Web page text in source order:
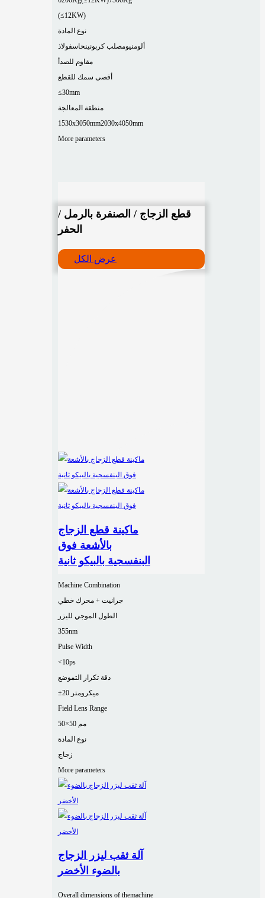
(≤12KW)
نوع المادة
ألومنيومصلب كربونينحاسفولاذ
مقاوم للصدأ
أقصى سمك للقطع
≤30mm
منطقة المعالجة
1530x3050mm2030x4050mm
More parameters
قطع الزجاج / الصنفرة بالرمل /
الحفر
عرض الكل
ماكينة قطع الزجاج
بالأشعة فوق
البنفسجية بالبيكو ثانية
Machine Combination
جرانيت + محرك خطي
الطول الموجي لليزر
355nm
Pulse Width
<10ps
دقة تكرار التموضع
±20 ميكرومتر
Field Lens Range
50×50 مم
نوع المادة
زجاج
More parameters
آلة ثقب ليزر الزجاج
بالضوء الأخضر
Overall dimensions of themachine